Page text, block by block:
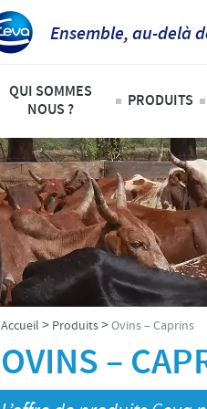
Ensemble, au-delà
QUI SOMMES
NOUS ?
Ceva Afrique Intertropicale
Aperçu de la société
Notre mission
Nos activités
Nos valeurs
Contacts équipe Ceva
PRODUITS
Liste
Bovins
Ovins –
Volailles
Accueil > Produits>Ovins – Caprins
OVINS –